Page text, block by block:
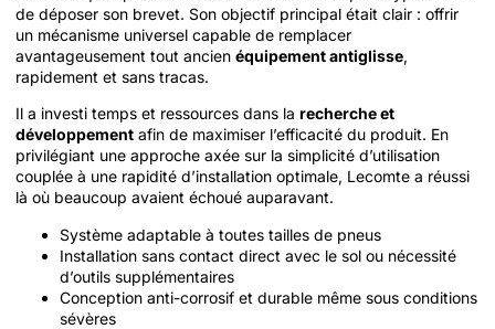
de déposer son brevet. Son objectif principal était clair : offrir
un mécanisme universel capable de remplacer
avantageusement tout ancien équipement antiglisse,
rapidement et sans tracas.
Il a investi temps et ressources dans la recherche et
développement afin de maximiser l’efficacité du produit. En
privilégiant une approche axée sur la simplicité d’utilisation
couplée à une rapidité d’installation optimale, Lecomte a réussi
là où beaucoup avaient échoué auparavant.
Système adaptable à toutes tailles de pneus
Installation sans contact direct avec le sol ou nécessité
d’outils supplémentaires
Conception anti-corrosif et durable même sous conditions
sévères